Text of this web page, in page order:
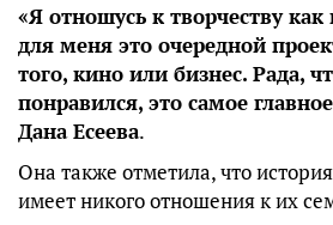
«Я отношусь к творчеству
для меня это очередной
того, кино или бизнес. Рада,
понравился, это самое
Дана Есеева.
Она также отметила, что
имеет никого отношения к их